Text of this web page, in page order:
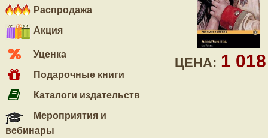
Распродажа
Акция
Уценка
Подарочные книги
Каталоги издательств
Мероприятия и
вебинары
ЦЕНА: 1